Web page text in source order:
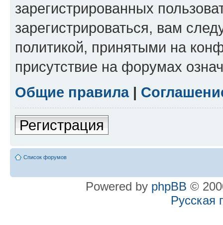
зарегистрированных
зарегистрироваться, вам
политикой, принятыми на
присутствие на форумах
Общие правила|
Регистрация
Список форумов
Powered by phpBB ©
Русская